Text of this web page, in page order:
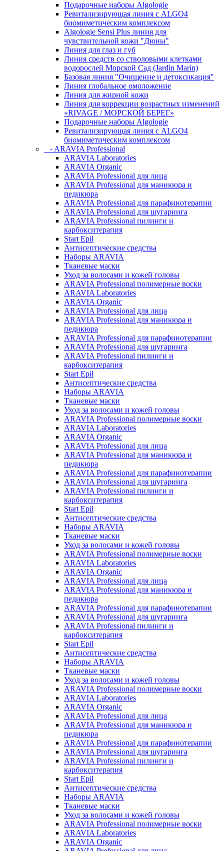
Подарочные наборы Algologie
Ревитализирующая линия с ALGO4
биомиметическим комплексом
Algologie Sensi Plus линия для
чувcтвительной кожи "Дюны"
Линия для глаз и губ
Линия средств со стволовыми клетками
водорослей Морской Сад (Jardin Marin)
Базовая линия "Очищение и детоксикация"
Линия глобальное омоложение
Линия для жирной кожи
Линия для коррекции возрастных изменений
«RIVAGE / МОРСКОЙ БЕРЕГ»
Подарочные наборы Algologie
Ревитализирующая линия с ALGO4
биомиметическим комплексом
- ARAVIA Professional
ARAVIA Laboratories
ARAVIA Organic
ARAVIA Professional для лица
ARAVIA Professional для маникюра и
педикюра
ARAVIA Professional для парафинотерапии
ARAVIA Professional для шугаринга
ARAVIA Professional пилинги и
карбокситерапия
Start Epil
Антисептические средства
Наборы ARAVIA
Тканевые маски
Уход за волосами и кожей головы
ARAVIA Professional полимерные воски
ARAVIA Laboratories
ARAVIA Organic
ARAVIA Professional для лица
ARAVIA Professional для маникюра и
педикюра
ARAVIA Professional для парафинотерапии
ARAVIA Professional для шугаринга
ARAVIA Professional пилинги и
карбокситерапия
Start Epil
Антисептические средства
Наборы ARAVIA
Тканевые маски
Уход за волосами и кожей головы
ARAVIA Professional полимерные воски
ARAVIA Laboratories
ARAVIA Organic
ARAVIA Professional для лица
ARAVIA Professional для маникюра и
педикюра
ARAVIA Professional для парафинотерапии
ARAVIA Professional для шугаринга
ARAVIA Professional пилинги и
карбокситерапия
Start Epil
Антисептические средства
Наборы ARAVIA
Тканевые маски
Уход за волосами и кожей головы
ARAVIA Professional полимерные воски
ARAVIA Laboratories
ARAVIA Organic
ARAVIA Professional для лица
ARAVIA Professional для маникюра и
педикюра
ARAVIA Professional для парафинотерапии
ARAVIA Professional для шугаринга
ARAVIA Professional пилинги и
карбокситерапия
Start Epil
Антисептические средства
Наборы ARAVIA
Тканевые маски
Уход за волосами и кожей головы
ARAVIA Professional полимерные воски
ARAVIA Laboratories
ARAVIA Organic
ARAVIA Professional для лица
ARAVIA Professional для маникюра и
педикюра
ARAVIA Professional для парафинотерапии
ARAVIA Professional для шугаринга
ARAVIA Professional пилинги и
карбокситерапия
Start Epil
Антисептические средства
Наборы ARAVIA
Тканевые маски
Уход за волосами и кожей головы
ARAVIA Professional полимерные воски
ARAVIA Laboratories
ARAVIA Organic